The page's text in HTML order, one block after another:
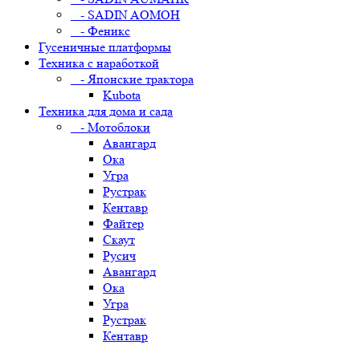
- SADIN AOMOH
- Феникс
Гусеничные платформы
Техника с наработкой
- Японские трактора
Kubota
Техника для дома и сада
- Мотоблоки
Авангард
Ока
Угра
Рустрак
Кентавр
Файтер
Скаут
Русич
Авангард
Ока
Угра
Рустрак
Кентавр